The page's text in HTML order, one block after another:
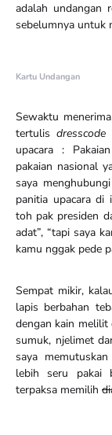
adalah undangan
sebelumnya untuk
Kartu Undangan
Sewaktu
tertulisdresscode
upacara :
pakaian nasional
saya
panitia upacara di
toh pak presiden
adat”, “tapi saya
kamu nggak pede
Sempat mikir,
lapis berbahan
dengan kain melilit
sumuk, njelimet
saya
lebih seru pakai
terpaksa memilih